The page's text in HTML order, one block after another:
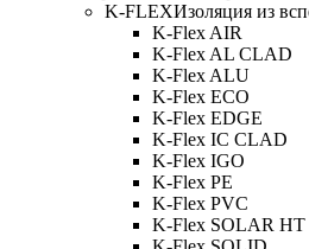
K-FLEXИзоляция из
K-Flex AIR
K-Flex AL CLAD
K-Flex ALU
K-Flex ECO
K-Flex EDGE
K-Flex IC CLAD
K-Flex IGO
K-Flex PE
K-Flex PVC
K-Flex SOLAR HT